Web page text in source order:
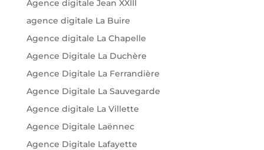
Agence digitale Jean XXIII
agence digitale La Buire
Agence digitale La Chapelle
Agence Digitale La Duchère
Agence Digitale La Ferrandière
Agence Digitale La Sauvegarde
Agence digitale La Villette
Agence Digitale Laënnec
Agence Digitale Lafayette